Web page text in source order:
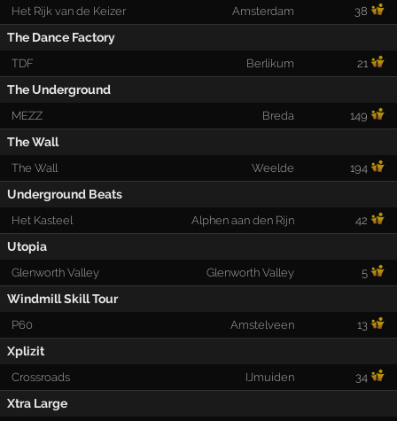
Het Rijk van de Keizer Amsterdam 38
The Dance Factory
TDF Berlikum 21
The Underground
MEZZ Breda 149
The Wall
The Wall Weelde 194
Underground Beats
Het Kasteel Alphen aan den Rijn 42
Utopia
Glenworth Valley Glenworth Valley 5
Windmill Skill Tour
P60 Amstelveen 13
Xplizit
Crossroads IJmuiden 34
Xtra Large